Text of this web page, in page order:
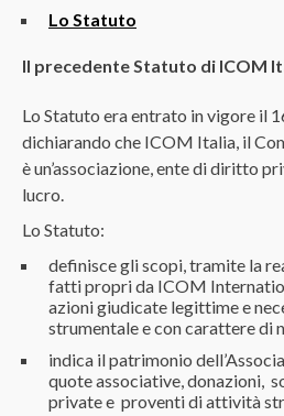
Lo Statuto
Il precedente Statuto di ICOM
Lo Statuto era entrato in vigore il
dichiarando che ICOM Italia, il
è un’associazione, ente di diritto
lucro.
Lo Statuto:
definisce gli scopi, tramite la
fatti propri da ICOM
azioni giudicate legittime e
strumentale e con carattere di
indica il patrimonio
quote associative, donazioni,
private e proventi di attività